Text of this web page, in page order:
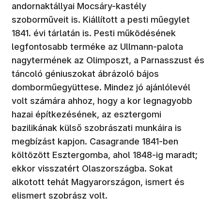
andornaktállyai Mocsáry-kastély
szoborműveit is. Kiállított a pesti műegylet
1841. évi tárlatán is. Pesti működésének
legfontosabb terméke az Ullmann-palota
nagytermének az Olimposzt, a Parnasszust és
táncoló géniuszokat ábrázoló bájos
domborműegyüttese. Mindez jó ajánlólevél
volt számára ahhoz, hogy a kor legnagyobb
hazai építkezésének, az esztergomi
bazilikának külső szobrászati munkáira is
megbízást kapjon. Casagrande 1841-ben
költözött Esztergomba, ahol 1848-ig maradt;
ekkor visszatért Olaszországba. Sokat
alkotott tehát Magyarországon, ismert és
elismert szobrász volt.